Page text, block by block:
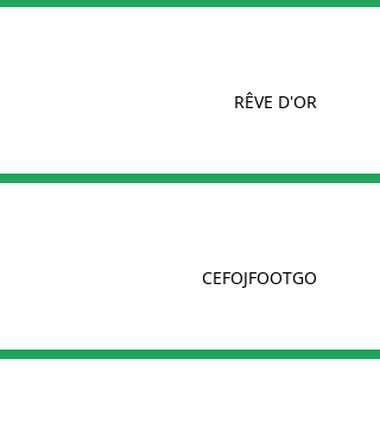
RÊVE D'OR
CEFOJFOOTGO